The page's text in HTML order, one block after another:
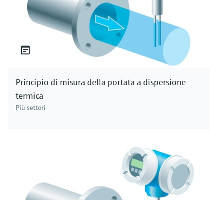
Principio di misura della portata a dispersione
termica
Più settori